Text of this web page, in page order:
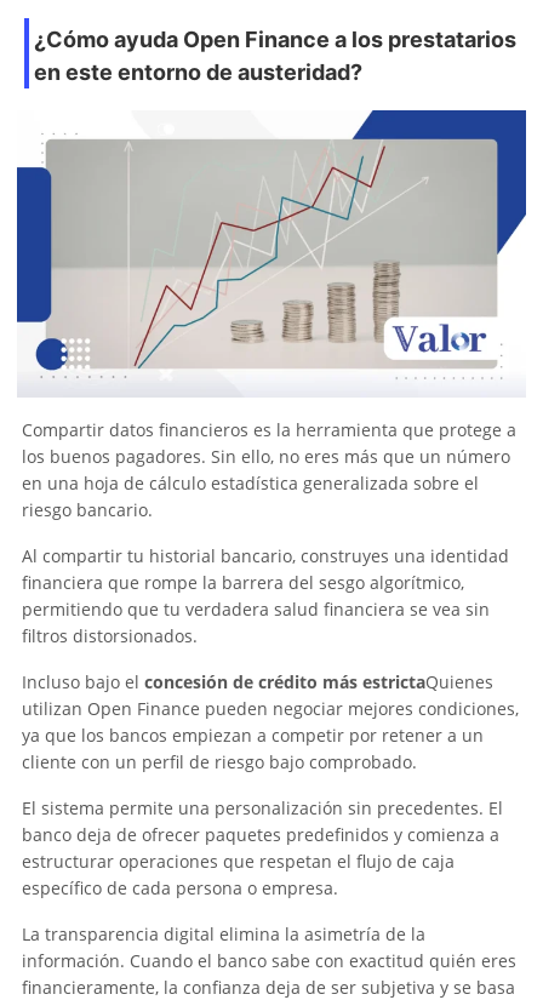
¿Cómo ayuda Open Finance a los prestatarios
en este entorno de austeridad?
Compartir datos financieros es la herramienta que protege a
los buenos pagadores. Sin ello, no eres más que un número
en una hoja de cálculo estadística generalizada sobre el
riesgo bancario.
Al compartir tu historial bancario, construyes una identidad
financiera que rompe la barrera del sesgo algorítmico,
permitiendo que tu verdadera salud financiera se vea sin
filtros distorsionados.
Incluso bajo el concesión de crédito más estrictaQuienes
utilizan Open Finance pueden negociar mejores condiciones,
ya que los bancos empiezan a competir por retener a un
cliente con un perfil de riesgo bajo comprobado.
El sistema permite una personalización sin precedentes. El
banco deja de ofrecer paquetes predefinidos y comienza a
estructurar operaciones que respetan el flujo de caja
específico de cada persona o empresa.
La transparencia digital elimina la asimetría de la
información. Cuando el banco sabe con exactitud quién eres
financieramente, la confianza deja de ser subjetiva y se basa